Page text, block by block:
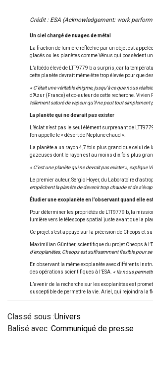
Crédit : ESA (Acknowledgement: work
Un ciel chargé de nuages de métal
La fraction de lumière réfléchie par un objet est
glacés ou les planètes comme Vénus qui possèdent
L’albédo élevé de LTT9779 b a surpris, car la
cette planète devrait même être trop élevée pour que
« C’était une véritable énigme, jusqu’à ce que nous
d’Azur (France) et co-auteur de cette recherche. Vivien
tellement saturé de vapeur qu’il ne peut tout simplement
La planète qui ne devrait pas exister
L’éclat n’est pas le seul élément surprenant de
l’on appelle le « désert de Neptune chaud ».
La planète a un rayon 4,7 fois plus grand que celui
gazeuses dont le rayon est au moins dix fois plus
« C’est une planète qui ne devrait pas exister », explique
Le premier auteur, Sergio Hoyer, du Laboratoire
empêchent la planète de devenir trop chaude et de
Étudier une exoplanète en l’observant quand elle
Pour déterminer les propriétés de LTT9779 b, la
lumière vers le télescope spatial juste avant que la
Ce projet s’est appuyé sur la précision de Cheops et
Maximilian Günther, scientifique du projet Cheops à
d’exoplanètes, Cheops est suffisamment flexible pour
En observant la même exoplanète avec différents
des opérations scientifiques à l’ESA. « Ils nous
L’avenir de la recherche sur les exoplanètes est
susceptible de permettre la vie. Ariel, qui rejoindra la
Classé sous :Univers
Balisé avec :Communiqué de presse